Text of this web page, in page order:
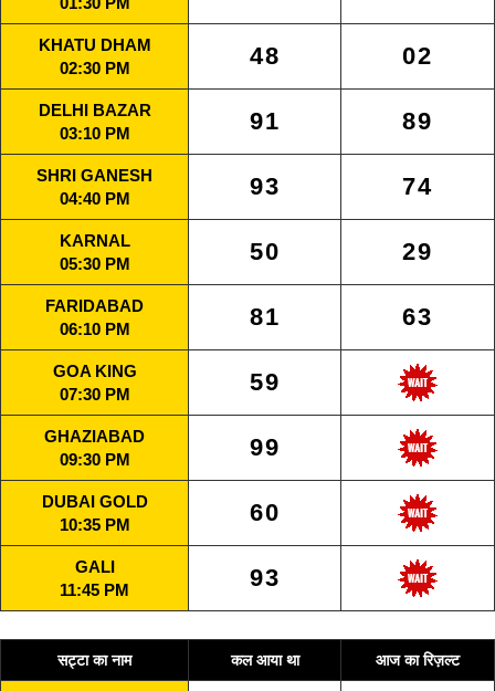
KHATU DHAM
02:30 PM
48 02
DELHI BAZAR
03:10 PM
91 89
SHRI GANESH
04:40 PM
93 74
KARNAL
05:30 PM
50 29
FARIDABAD
06:10 PM
81 63
GOA KING
07:30 PM
59
GHAZIABAD
09:30 PM
99
DUBAI GOLD
10:35 PM
60
GALI
11:45 PM
93
सट्टा का नाम कल आया था आज का रिज़ल्ट